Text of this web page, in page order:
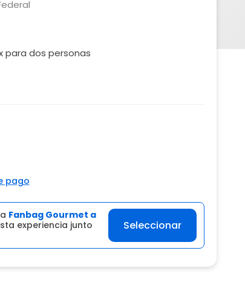
para dos personas
pago
Fanbag Gourmet a
experiencia junto
Seleccionar